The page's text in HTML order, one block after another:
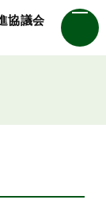
協議会